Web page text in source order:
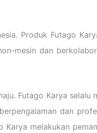
Produk Futago
mesin dan
Futago Karya
dan
melakukan